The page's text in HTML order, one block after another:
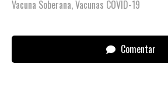
Vacuna Soberana,Vacunas COVID-19
Comentar